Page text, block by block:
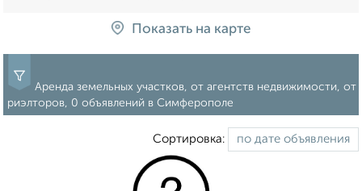
Показать на карте
Аренда земельных участков, от агентств недвижимости, от
риэлторов, 0 объявлений в Симферополе
Сортировка: